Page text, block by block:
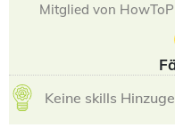
Mitglied von
Keine skills